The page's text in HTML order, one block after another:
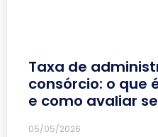
Taxa de
consórcio: o que
e como avaliar
05/05/2026